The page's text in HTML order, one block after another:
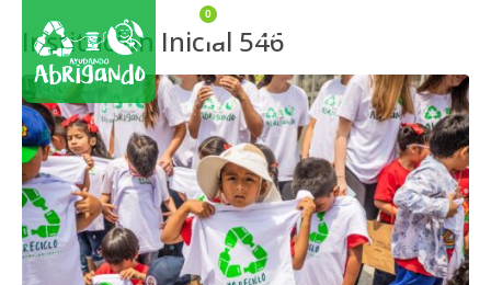
0
Institución Inicial 546